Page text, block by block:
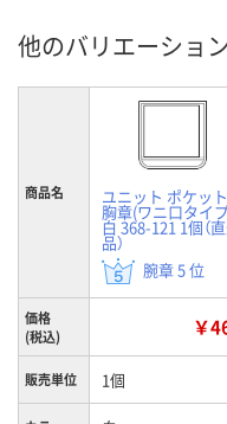
他のバリエーショ
商品名 ユニット ポケット
胸章(ワニ口タイ
白 368-121 1個（
品）
腕章 5 位
価格
(税込)
￥
販売単位 1個